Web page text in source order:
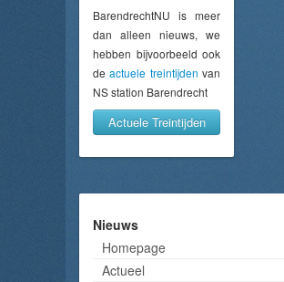
BarendrechtNU is meer
dan alleen nieuws, we
hebben bijvoorbeeld ook
deactuele treintijden van
NS station Barendrecht
Actuele Treintijden
Nieuws
Homepage
Actueel